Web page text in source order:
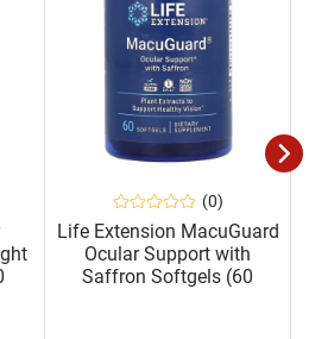
(0)
Life Extension MacuGuard
Ocular Support with
Saffron Softgels (60